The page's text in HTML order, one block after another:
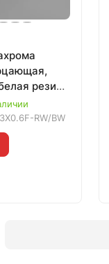
резина
RW/ВW